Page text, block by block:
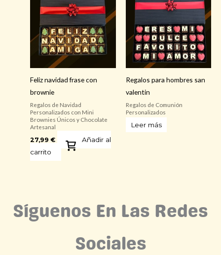
Feliz navidad frase con
brownie
Regalos de Navidad
Personalizados con Mini
Brownies Únicos y Chocolate
Artesanal
27,99€
Añadir al
carrito
Regalos para hombres san
valentin
Regalos de Comunión
Personalizados
Leer más
Síguenos En Las Redes
Sociales